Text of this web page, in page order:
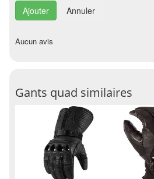
Annuler
Aucun avis
Gants quad similaires